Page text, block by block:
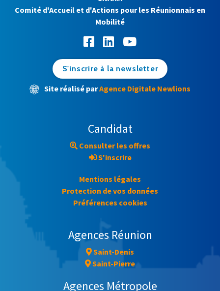
Agences Réunion
Saint-Denis
Saint-Pierre
Agences Métropole
Comité d'Accueil et d'Actions pour les Réunionnais en
Mobilité
S'inscrire à la newsletter
Site réalisé parAgence Digitale Newlions
Candidat
Consulter les offres
S'inscrire
Mentions légales
Protection de vos données
Préférences cookies